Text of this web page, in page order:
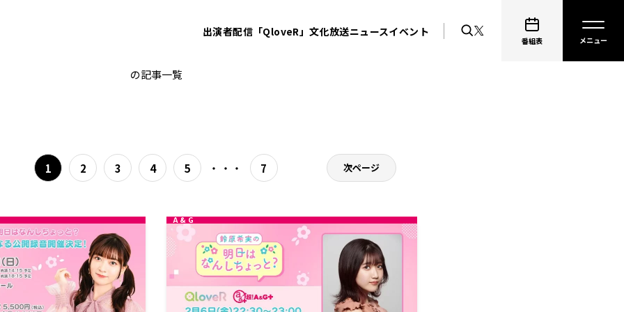
出演者配信「QloveR」文化放送ニュースイベント
番組表
のんしちょっと
の記事一覧
1 2 3 4 5 ・・・ 7 次ページ